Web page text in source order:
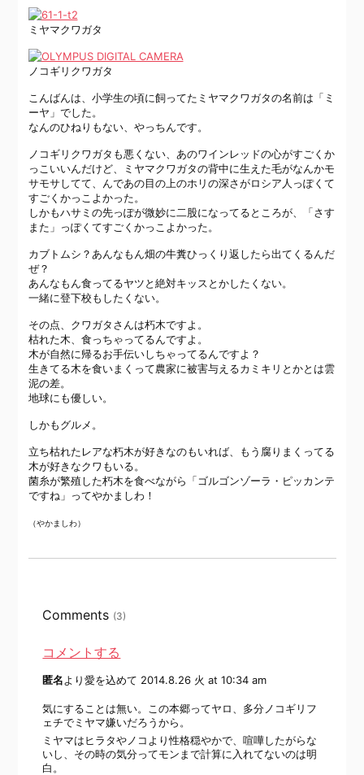
ミヤマクワガタ
ノコギリクワガタ
こんばんは、小学生の頃に飼ってたミヤマクワガタの名前は「ミ
ーヤ」でした。
なんのひねりもない、やっちんです。
ノコギリクワガタも悪くない、あのワインレッドの心がすごくか
っこいいんだけど、ミヤマクワガタの背中に生えた毛がなんかモ
サモサしてて、んであの目の上のホリの深さがロシア人っぽくて
すごくかっこよかった。
しかもハサミの先っぽが微妙に二股になってるところが、「さす
また」っぽくてすごくかっこよかった。
カブトムシ？あんなもん畑の牛糞ひっくり返したら出てくるんだ
ぜ？
あんなもん食ってるヤツと絶対キッスとかしたくない。
一緒に登下校もしたくない。
その点、クワガタさんは朽木ですよ。
枯れた木、食っちゃってるんですよ。
木が自然に帰るお手伝いしちゃってるんですよ？
生きてる木を食いまくって農家に被害与えるカミキリとかとは雲
泥の差。
地球にも優しい。
しかもグルメ。
立ち枯れたレアな朽木が好きなのもいれば、もう腐りまくってる
木が好きなクワもいる。
菌糸が繁殖した朽木を食べながら「ゴルゴンゾーラ・ピッカンテ
ですね」ってやかましわ！
（やかましわ）
Comments (3)
コメントする
匿名より愛を込めて 2014.8.26 火 at 10:34 am
気にすることは無い。この本郷ってヤロ、多分ノコギリフ
ェチでミヤマ嫌いだろうから。
ミヤマはヒラタやノコより性格穏やかで、喧嘩したがらな
いし、その時の気分ってモンまで計算に入れてないのは明
白。